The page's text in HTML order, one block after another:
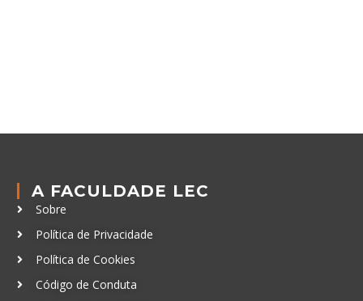
A FACULDADE LEC
Sobre
Política de Privacidade
Política de Cookies
Código de Conduta